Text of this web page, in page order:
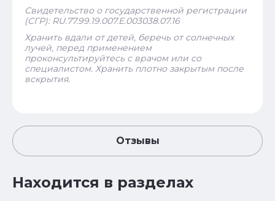
Свидетельство о государственной регистрации
(СГР): RU.77.99.19.007.E.003038.07.16
Хранить вдали от детей, беречь от солнечных
лучей, перед применением
проконсультируйтесь с врачом или со
специалистом. Хранить плотно закрытым после
вскрытия.
Отзывы
Находится в разделах